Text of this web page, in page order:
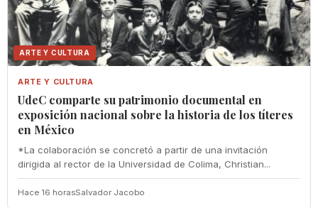
ARTE Y CULTURA
ARTE Y CULTURA
UdeC comparte su patrimonio documental en
exposición nacional sobre la historia de los títeres
en México
*La colaboración se concretó a partir de una invitación
dirigida al rector de la Universidad de Colima, Christian...
Hace 16 horasSalvador Jacobo